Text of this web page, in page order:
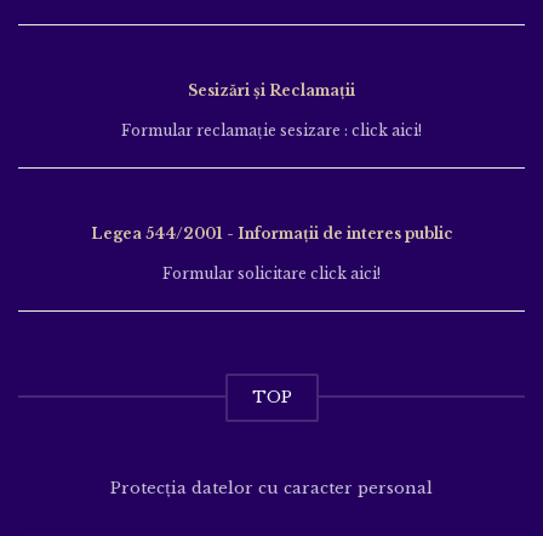
Sesizări și Reclamații
Formular reclamație sesizare : click aici!
Legea 544/2001 - Informații de interes public
Formular solicitare click aici!
TOP
Protecția datelor cu caracter personal